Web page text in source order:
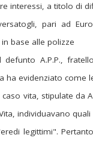
interessi, a titolo di
pari ad
base alle polizze
defunto A.P.P.,
ha evidenziato come
vita, stipulate da
individuavano quali
legittimi".